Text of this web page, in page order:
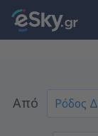
Από